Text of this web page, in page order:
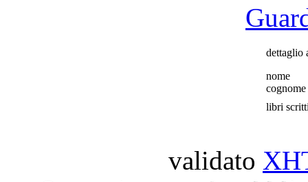
dettaglio
nome
cognome
libri
validato